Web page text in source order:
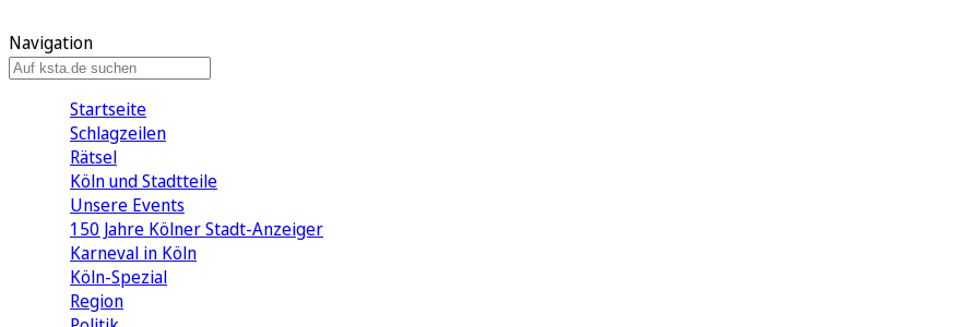
Navigation
Startseite
Schlagzeilen
Rätsel
Köln und Stadtteile
Unsere Events
150 Jahre Kölner Stadt-Anzeiger
Karneval in Köln
Köln-Spezial
Region